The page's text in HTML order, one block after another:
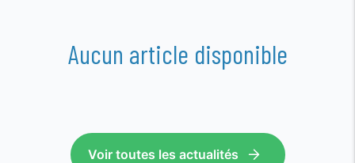
Aucun article disponible
Voir toutes les actualités